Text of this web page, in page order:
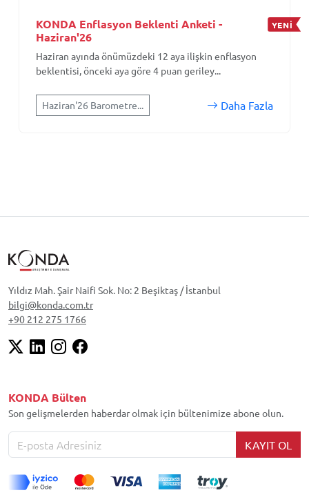
KONDA Enflasyon Beklenti Anketi -
Haziran'26
YENİ
Haziran ayında önümüzdeki 12 aya ilişkin enflasyon
beklentisi, önceki aya göre 4 puan geriley...
Haziran'26 Barometre... Daha Fazla
Yıldız Mah. Şair Naifi Sok. No: 2 Beşiktaş / İstanbul
bilgi@konda.com.tr
+90 212 275 1766
KONDA Bülten
Son gelişmelerden haberdar olmak için bültenimize abone olun.
KAYIT OL